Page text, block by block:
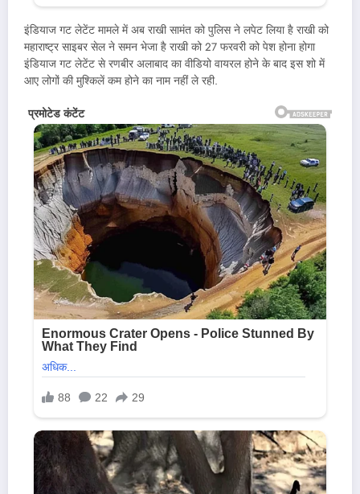
इंडियाज गट लेटेंट मामले में अब राखी सामंत को पुलिस ने लपेट लिया है राखी को
महाराष्ट्र साइबर सेल ने समन भेजा है राखी को 27 फरवरी को पेश होना होगा
इंडियाज गट लेटेंट से रणबीर अलाबाद का वीडियो वायरल होने के बाद इस शो में
आए लोगों की मुश्किलें कम होने का नाम नहीं ले रही.